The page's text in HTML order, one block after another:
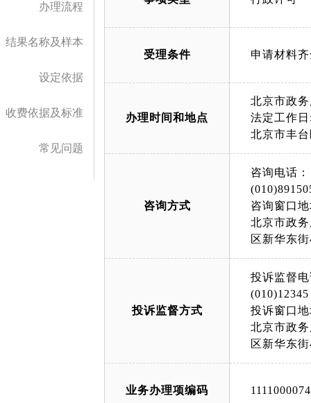
办理流程
结果名称及样本
设定依据
收费依据及标准
常见问题
受理条件 申请材料
办理时间和地点
北京市政
法定工作
北京市丰
咨询方式
咨询电话：
咨询窗口
北京市政
区新华东
投诉监督方式
投诉监督
(010)12345
投诉窗口
北京市政
区新华东
业务办理项编码